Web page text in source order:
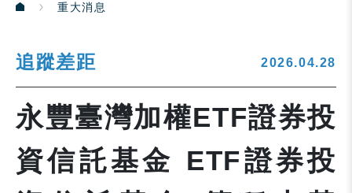
重大消息
追蹤差距 2026.04.28
永豐臺灣加權ETF證券投
資信託基金 ETF證券投